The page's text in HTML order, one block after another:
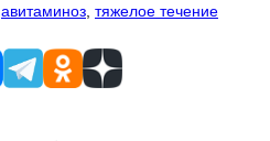
авитаминоз тяжелое течение